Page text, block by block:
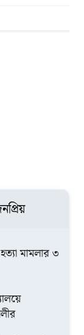
মামলার ৩